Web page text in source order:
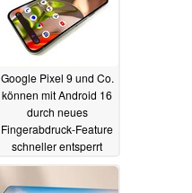
Google Pixel 9 und Co.
können mit Android 16
durch neues
Fingerabdruck-Feature
schneller entsperrt
werden24.03.2025